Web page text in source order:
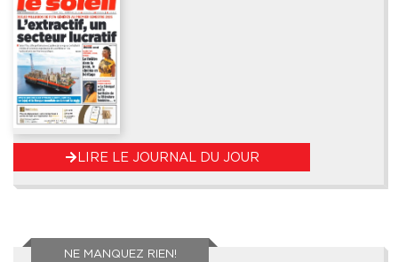
LIRE LE JOURNAL DU JOUR
NE MANQUEZ RIEN!